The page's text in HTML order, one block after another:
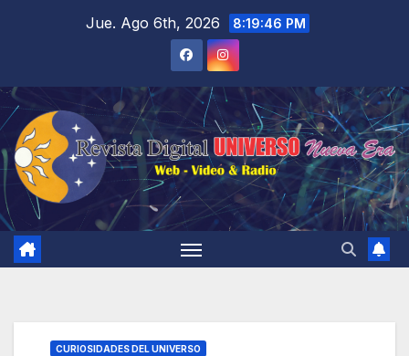
Jue. Ago 6th, 2026 8:19:47 PM
CURIOSIDADES DEL UNIVERSO